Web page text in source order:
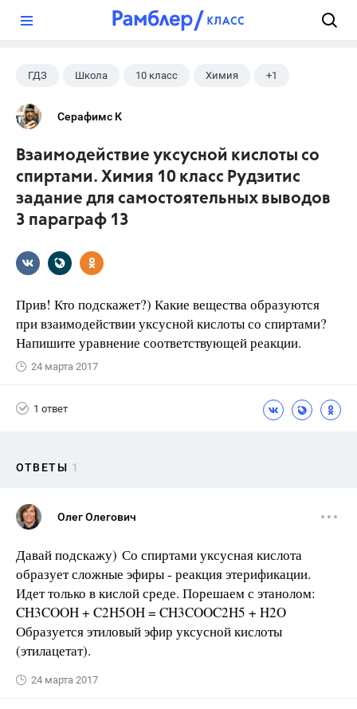
ГДЗ Школа 10 класс Химия +1
Рудзитис Г.Е.
Серафимс К
Взаимодействие уксусной кислоты со
спиртами. Химия 10 класс Рудзитис
задание для самостоятельных выводов
3 параграф 13
Прив! Кто подскажет?) Какие вещества образуются
при взаимодействии уксусной кислоты со спиртами?
Напишите уравнение соответствующей реакции.
24 марта 2017
1 ответ
ОТВЕТЫ 1
Олег Олегович
Давай подскажу) Со спиртами уксусная кислота
образует сложные эфиры - реакция этерификации.
Идет только в кислой среде. Порешаем с этанолом:
CH3COOH + C2H5OH = CH3COOC2H5 + H2O
Образуется этиловый эфир уксусной кислоты
(этилацетат).
24 марта 2017